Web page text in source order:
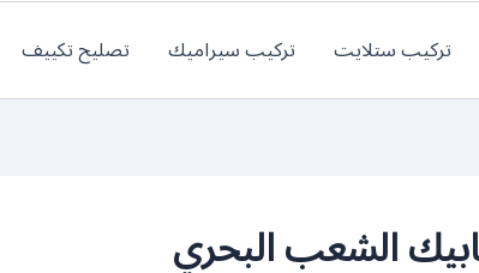
تركيب ستلايت تركيب سيراميك تصليح تكييف
الشعب البحري